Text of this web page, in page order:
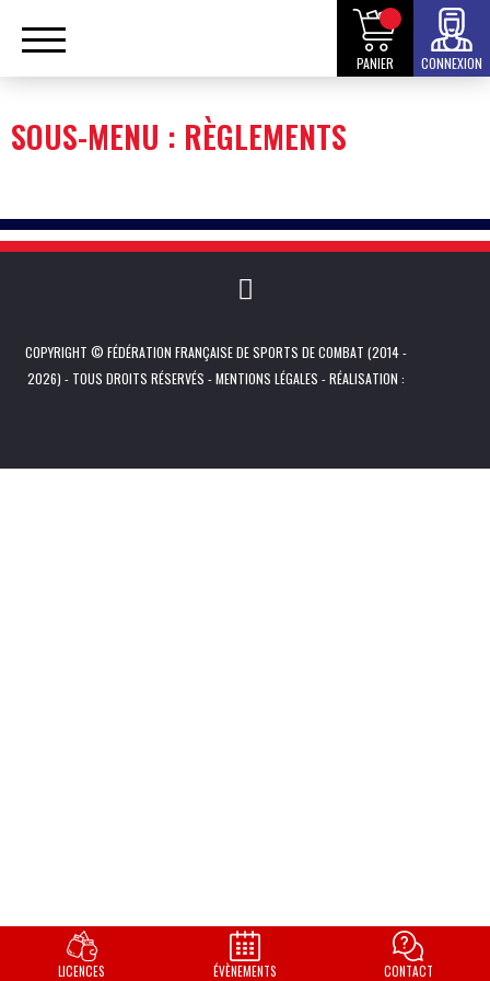
PANIER CONNEXION
SOUS-MENU : RÈGLEMENTS
COPYRIGHT © FÉDÉRATION FRANÇAISE DE SPORTS DE COMBAT (2014 -
2026) - TOUS DROITS RÉSERVÉS -MENTIONS LÉGALES - RÉALISATION :
LICENCES ÉVÈNEMENTS CONTACT